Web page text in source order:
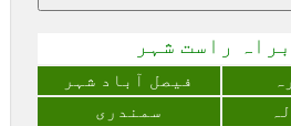
براہ راست شہر
فیصل آباد شہر
سمندری